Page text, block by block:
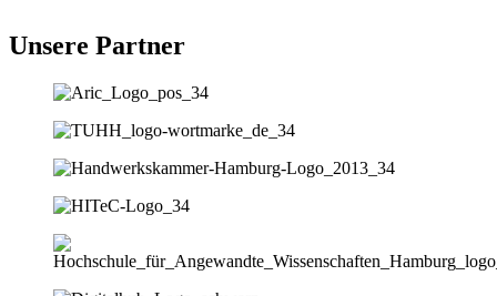
Unsere Partner